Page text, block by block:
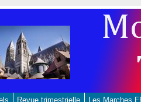
Revue trimestrielle Les Marches